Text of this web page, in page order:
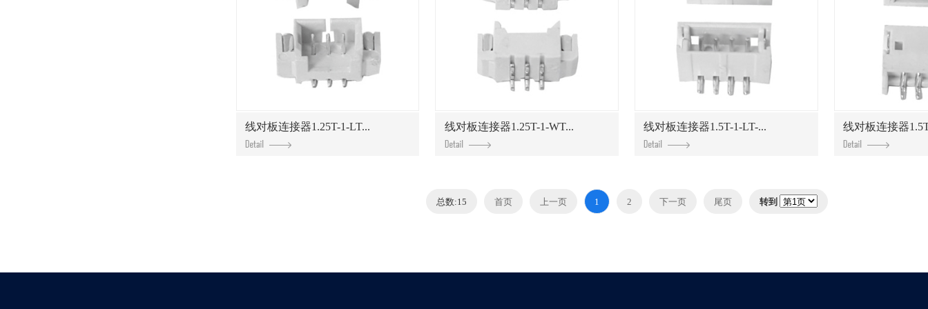
线对板连接器1.25T-1-LT... 线对板连接器1.25T-1-WT... 线对板连接器1.5T-1-LT-... 线对板连接器
总数:15 首页 上一页 1 2 下一页 尾页 转到